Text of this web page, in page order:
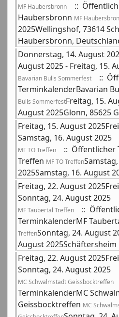
MF Haubersbronn
::
Haubersbronn MF
2025Wellingshof, 73614
Haubersbronn,
Donnerstag, 14. August
August 2025 - Freitag, 15.
Bavarian Bulls Sommerfest
::
TerminkalenderBavarian
Bulls SommerfestFreitag, 15.
August 2025Glonn, 85625
Freitag, 15. August
Samstag, 16. August 2025
MF TO Treffen
:: Öffentlicher
Treffen MF TO Treffen
2025Samstag, 16. August
Freitag, 22. August
Sonntag, 24. August 2025
MF Taubertal Treffen
::
TerminkalenderMF
TreffenSonntag, 24. August
August 2025Schäftersheim
Freitag, 22. August
Sonntag, 24. August 2025
MC Schwalmstadt Geissbocktreffen
TerminkalenderMC
Geissbocktreffen MC